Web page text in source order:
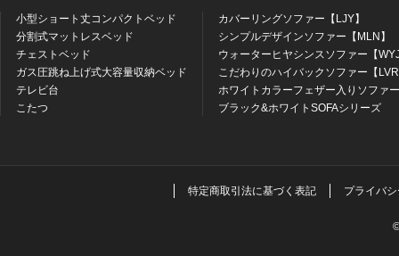
小型ショート丈コンパクトベッド
分割式マットレスベッド
チェストベッド
ガス圧跳ね上げ式大容量収納ベッド
テレビ台
こたつ
カバーリングソファー【LJY】
シンプルデザインソファー【MLN】
ウォーターヒヤシンスソファー【
こだわりのハイバックソファー【
ホワイトカラーフェザー入りソファ
ブラック&ホワイトSOFAシリーズ
特定商取引法に基づく表記 プライバ